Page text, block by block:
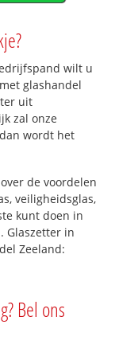
wilt u
glashandel
uit
zal onze
wordt het
de voordelen
veiligheidsglas,
kunt doen in
Glaszetter in
Zeeland:
Bel ons